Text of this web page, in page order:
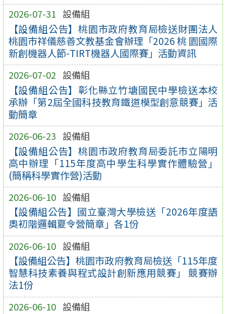
2026-07-31 設備組
【設備組公告】桃園市政府教育局檢送財團法人
桃園市祥儀慈善文教基金會辦理「2026 桃 園國際
新創機器人節-TIRT機器人國際賽」活動資訊
2026-07-02 設備組
【設備組公告】彰化縣立竹塘國民中學檢送本校
承辦「第2屆全國科技教育鐵道模型創意競賽」活
動簡章
2026-06-23 設備組
【設備組公告】桃園市政府教育局委託市立陽明
高中辦理「115年度高中學生科學實作體驗營」
(簡稱科學實作營)活動
2026-06-10 設備組
【設備組公告】國立臺灣大學檢送「2026年度語
奧初階邏輯夏令營簡章」各1份
2026-06-10 設備組
【設備組公告】桃園市政府教育局檢送「115年度
智慧科技素養與程式設計創新應用競賽」 競賽辦
法1份
2026-06-10 設備組